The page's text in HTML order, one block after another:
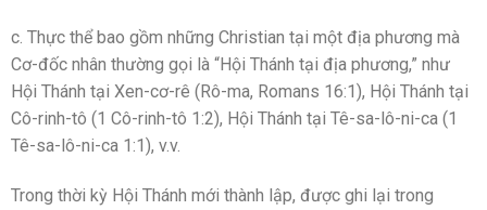
c. Thực thể bao gồm những Christian tại một địa phương mà
Cơ-đốc nhân thường gọi là “Hội Thánh tại địa phương,” như
Hội Thánh tại Xen-cơ-rê (Rô-ma, Romans 16:1), Hội Thánh tại
Cô-rinh-tô (1 Cô-rinh-tô 1:2), Hội Thánh tại Tê-sa-lô-ni-ca (1
Tê-sa-lô-ni-ca 1:1), v.v.
Trong thời kỳ Hội Thánh mới thành lập, được ghi lại trong